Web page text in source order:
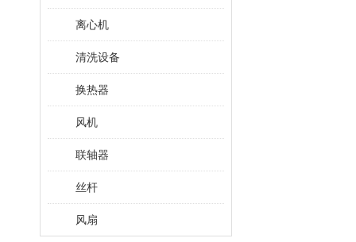
离心机
清洗设备
换热器
风机
联轴器
丝杆
风扇